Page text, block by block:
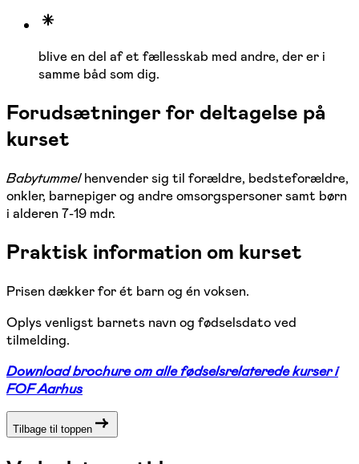
blive en del af et fællesskab med andre, der er i
samme båd som dig.
Forudsætninger for deltagelse på
kurset
Babytummelhenvender sig til forældre, bedsteforældre,
onkler, barnepiger og andre omsorgspersoner samt børn
i alderen 7-19 mdr.
Praktisk information om kurset
Prisen dækker for ét barn og én voksen.
Oplys venligst barnets navn og fødselsdato ved
tilmelding.
Download brochure om alle fødselsrelaterede kurser i
FOF Aarhus
Tilbage til toppen